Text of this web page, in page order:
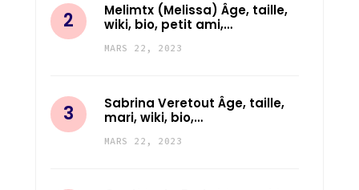
Melimtx (Melissa) Âge, taille,
wiki, bio, petit ami,…
MARS 22, 2023
Sabrina Veretout Âge, taille,
mari, wiki, bio,…
MARS 22, 2023